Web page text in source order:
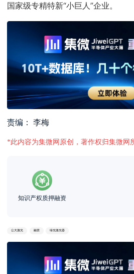
国家级专精特新“小巨人”企业。
责编： 李梅
*此内容为集微网原创，著作权归集微网
知识产权质押融资
公大激光 融资 绿光激光器